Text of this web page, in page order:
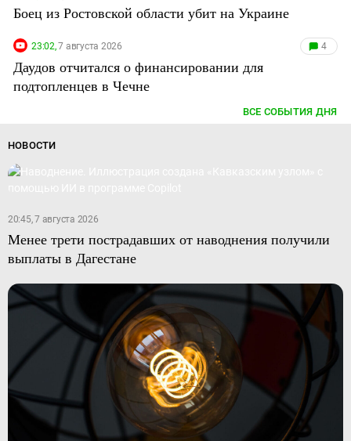
Боец из Ростовской области убит на Украине
23:02,7 августа 2026 4
Даудов отчитался о финансировании для
подтопленцев в Чечне
ВСЕ СОБЫТИЯ ДНЯ
НОВОСТИ
20:45, 7 августа 2026
Менее трети пострадавших от наводнения получили
выплаты в Дагестане